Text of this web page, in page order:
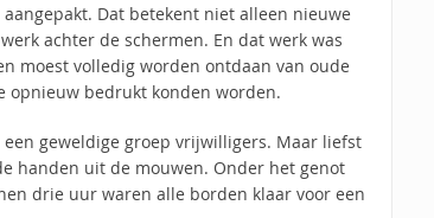
Dat betekent niet alleen nieuwe
achter de schermen. En dat werk was
moest volledig worden ontdaan van oude
opnieuw bedrukt konden worden.
geweldige groep vrijwilligers. Maar liefst
handen uit de mouwen. Onder het genot
drie uur waren alle borden klaar voor een